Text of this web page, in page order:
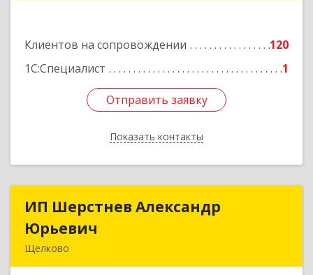
Клиентов на сопровождении
120
1С:Специалист
1
Отправить заявку
Показать контакты
Отправить заявку
Назад
ИП Шерстнев Александр
Юрьевич
Щелково
ИП Шерстнев Александр